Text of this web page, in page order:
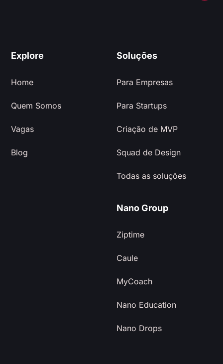
Explore
Home
Quem Somos
Vagas
Blog
Soluções
Para Empresas
Para Startups
Criação de MVP
Squad de Design
Todas as soluções
Nano Group
Ziptime
Caule
MyCoach
Nano Education
Nano Drops